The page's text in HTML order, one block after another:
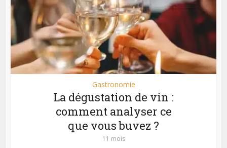
Gastronomie
La dégustation de vin :
comment analyser ce
que vous buvez ?
11 mois